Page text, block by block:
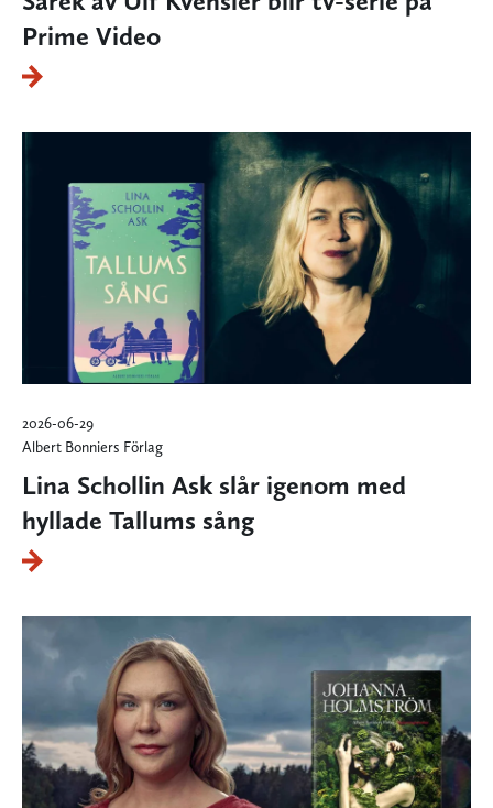
Prime Video
2026-06-29
Albert Bonniers Förlag
Lina Schollin Ask slår igenom med
hyllade Tallums sång